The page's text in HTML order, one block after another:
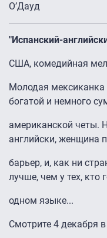
О’Дауд
"Испанский-
США, комедийная
Молодая мексиканка
богатой и немного
американской четы.
английски, женщина
барьер, и, как ни
лучше, чем у тех, кто
одном языке...
Смотрите 4 декабря